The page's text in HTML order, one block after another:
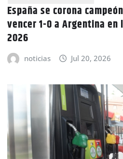
España se corona
vencer 1-0 a Argentina
2026
noticias Jul 20, 2026